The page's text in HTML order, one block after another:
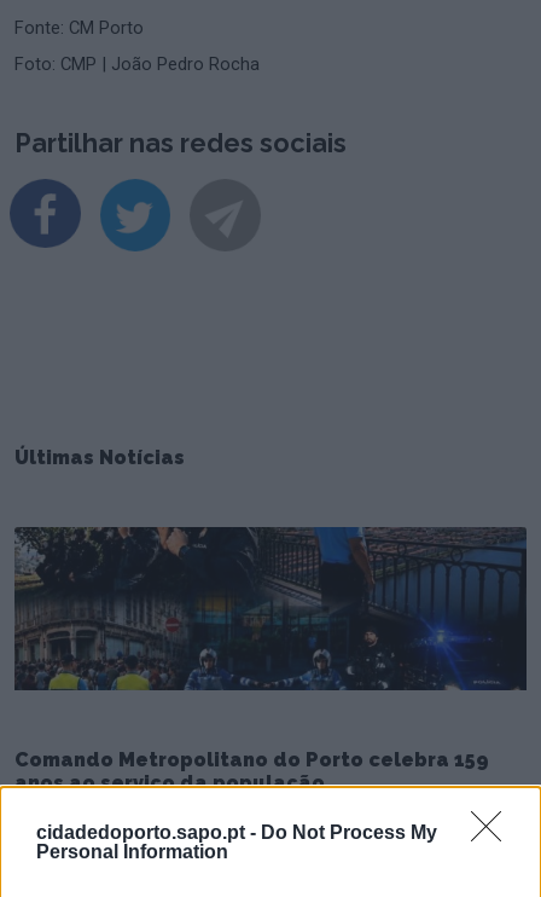
cidadedoporto.sapo.pt - Do Not Process My
Personal Information
Fonte: CM Porto
Foto: CMP | João Pedro Rocha
Partilhar nas redes sociais
Últimas Notícias
Comando Metropolitano do Porto celebra 159
anos ao serviço da população